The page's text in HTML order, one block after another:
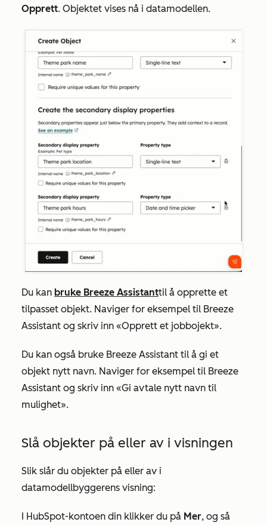
Opprett. Objektet vises nå i datamodellen.
Du kan bruke Breeze Assistanttil å opprette et
tilpasset objekt. Naviger for eksempel til Breeze
Assistant og skriv inn «Opprett et jobbojekt».
Du kan også bruke Breeze Assistant til å gi et
objekt nytt navn. Naviger for eksempel til Breeze
Assistant og skriv inn «Gi avtale nytt navn til
mulighet».
Slå objekter på eller av i visningen
Slik slår du objekter på eller av i
datamodellbyggerens visning:
I HubSpot-kontoen din klikker du på Mer, og så